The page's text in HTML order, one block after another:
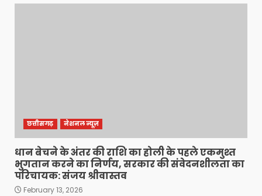
छत्तीसगढ़ नेशनल न्यूज़
धान बेचने के अंतर की राशि का होली के पहले एकमुश्त
भुगतान करने का निर्णय, सरकार की संवेदनशीलता का
परिचायक: संजय श्रीवास्तव
February 13, 2026